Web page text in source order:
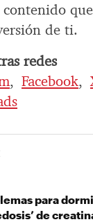
de ti.
redes
, Facebook,
para
de